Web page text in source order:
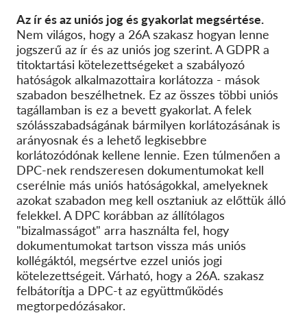
Az ír és az uniós jog és gyakorlat megsértése.
Nem világos, hogy a 26A szakasz hogyan lenne
jogszerű az ír és az uniós jog szerint. A GDPR a
titoktartási kötelezettségeket a szabályozó
hatóságok alkalmazottaira korlátozza - mások
szabadon beszélhetnek. Ez az összes többi uniós
tagállamban is ez a bevett gyakorlat. A felek
szólásszabadságának bármilyen korlátozásának is
arányosnak és a lehető legkisebbre
korlátozódónak kellene lennie. Ezen túlmenően a
DPC-nek rendszeresen dokumentumokat kell
cserélnie más uniós hatóságokkal, amelyeknek
azokat szabadon meg kell osztaniuk az előttük álló
felekkel. A DPC korábban az állítólagos
"bizalmasságot" arra használta fel, hogy
dokumentumokat tartson vissza más uniós
kollégáktól, megsértve ezzel uniós jogi
kötelezettségeit. Várható, hogy a 26A. szakasz
felbátorítja a DPC-t az együttműködés
megtorpedózásakor.